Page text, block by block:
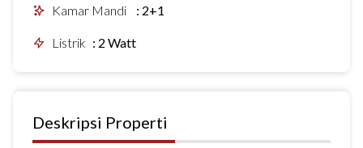
Kamar Mandi : 2+1
Listrik : 2 Watt
Deskripsi Properti